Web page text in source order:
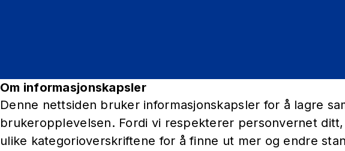
Om informasjonskapsler
Denne nettsiden bruker informasjonskapsler for å lagre
brukeropplevelsen. Fordi vi respekterer personvernet
ulike kategorioverskriftene for å finne ut mer og endre